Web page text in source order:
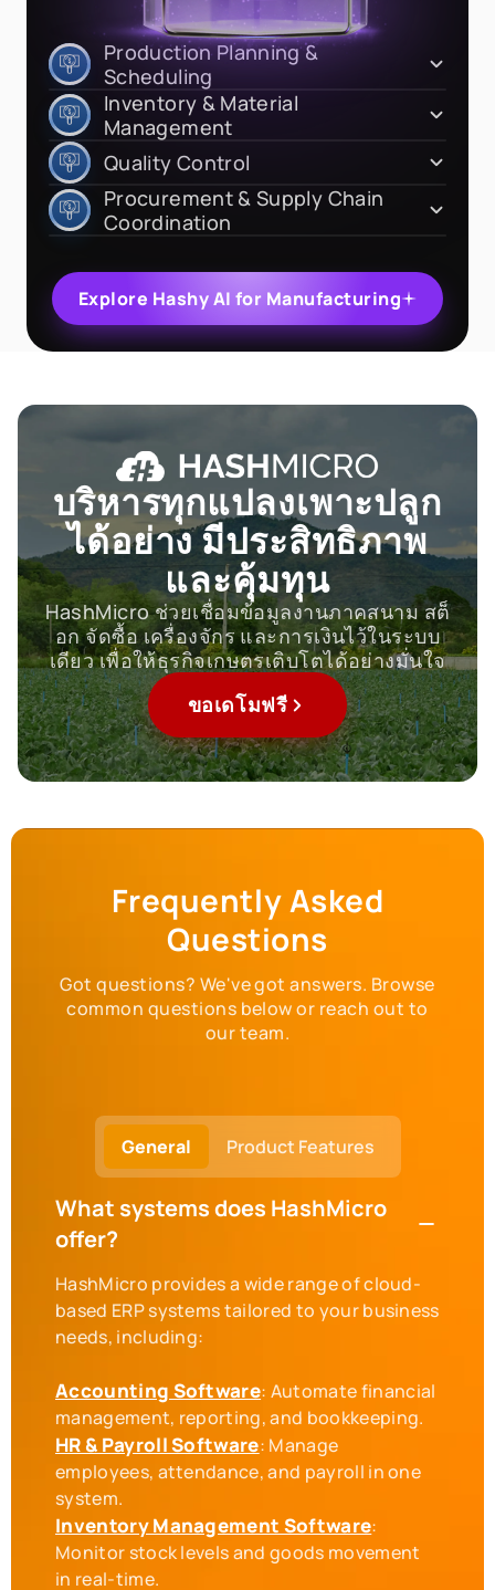
Production Planning &
Scheduling
Quality Control
Inventory & Material
Management
Procurement & Supply Chain
Coordination
Explore Hashy AI for Manufacturing
บริหารทุกแปลงเพาะปลูก
ได้อย่างมีประสิทธิภาพ
และคุ้มทุน
HashMicro ช่วยเชื่อมข้อมูลงานภาคสนาม สต็
อก จัดซื้อ เครื่องจักร และการเงินไว้ในระบบ
เดียว เพื่อให้ธุรกิจเกษตรเติบโตได้อย่างมั่นใจ
ขอเดโมฟรี
Frequently Asked
Questions
Got questions? We've got answers. Browse
common questions below or reach out to
our team.
General Product Features
What systems does HashMicro
offer?
HashMicro provides a wide range of cloud-
based ERP systems tailored to your business
needs, including:
Accounting Software: Automate financial
HR & Payroll Software: Manage
employees, attendance, and payroll in one
Inventory Management Software:
Monitor stock levels and goods movement